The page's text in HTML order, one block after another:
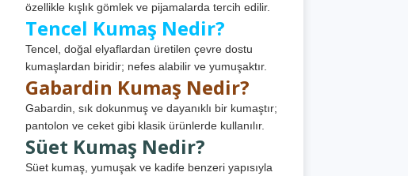
özellikle kışlık gömlek ve pijamalarda tercih edilir.
Tencel Kumaş Nedir?
Tencel, doğal elyaflardan üretilen çevre dostu
kumaşlardan biridir; nefes alabilir ve yumuşaktır.
Gabardin Kumaş Nedir?
Gabardin, sık dokunmuş ve dayanıklı bir kumaştır;
pantolon ve ceket gibi klasik ürünlerde kullanılır.
Süet Kumaş Nedir?
Süet kumaş, yumuşak ve kadife benzeri yapısıyla